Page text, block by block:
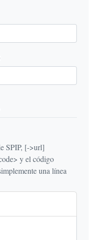
SPIP, [->url]
una línea